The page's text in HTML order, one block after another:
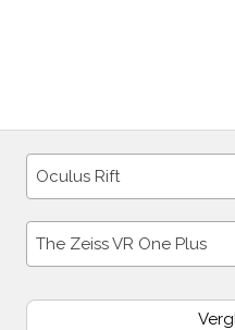
Oculus Rift
The Zeiss VR One Plus